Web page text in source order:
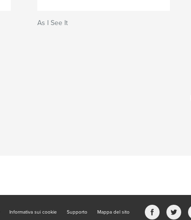
As I See It
Informativa sui cookie Supporto Mappa del sito